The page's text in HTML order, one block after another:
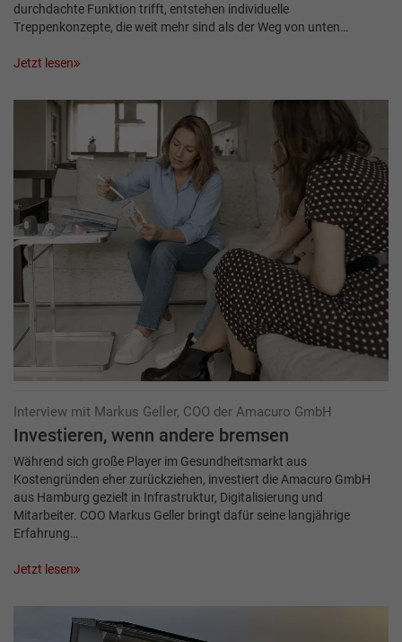
durchdachte Funktion trifft, entstehen individuelle
Treppenkonzepte, die weit mehr sind als der Weg von unten…
Jetzt lesen
Interview mit Markus Geller, COO der Amacuro GmbH
Investieren, wenn andere bremsen
Während sich große Player im Gesundheitsmarkt aus
Kostengründen eher zurückziehen, investiert die Amacuro GmbH
aus Hamburg gezielt in Infrastruktur, Digitalisierung und
Mitarbeiter. COO Markus Geller bringt dafür seine langjährige
Erfahrung…
Jetzt lesen